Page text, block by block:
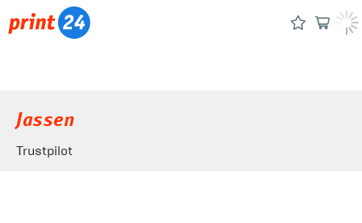
Jassen
Trustpilot